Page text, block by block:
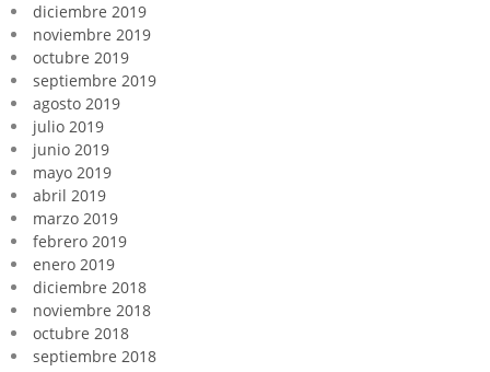
diciembre 2019
noviembre 2019
octubre 2019
septiembre 2019
agosto 2019
julio 2019
junio 2019
mayo 2019
abril 2019
marzo 2019
febrero 2019
enero 2019
diciembre 2018
noviembre 2018
octubre 2018
septiembre 2018